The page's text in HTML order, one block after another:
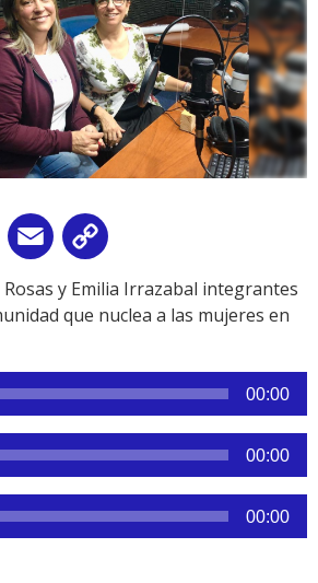
WhatsApp
Email
Link
Rosas y Emilia Irrazabal integrantes
que nuclea a las mujeres en
00:00
00:00
00:00